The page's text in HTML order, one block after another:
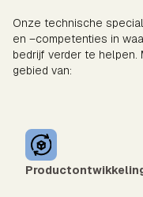
Onze technische
en –competenties in
bedrijf verder te helpen.
gebied van: